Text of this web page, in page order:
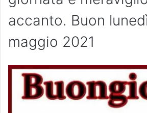
accanto. Buon
maggio 2021